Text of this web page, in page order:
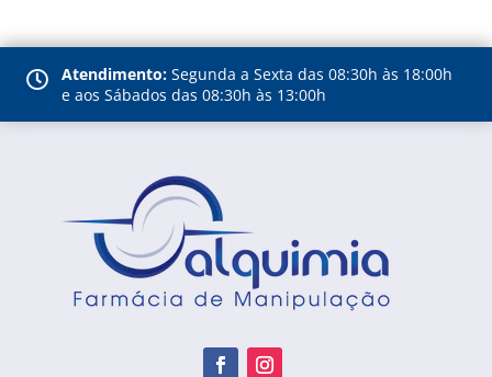
 Atendimento: Segunda a Sexta das 08:30h às 18:00h
e aos Sábados das 08:30h às 13:00h